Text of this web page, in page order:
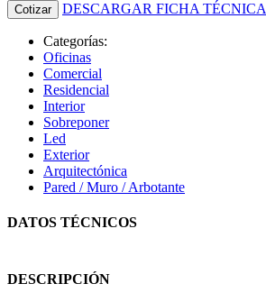
Cotizar DESCARGAR FICHA TÉCNICA
Categorías:
Oficinas
Comercial
Residencial
Interior
Sobreponer
Led
Exterior
Arquitectónica
Pared / Muro / Arbotante
DATOS TÉCNICOS
DESCRIPCIÓN